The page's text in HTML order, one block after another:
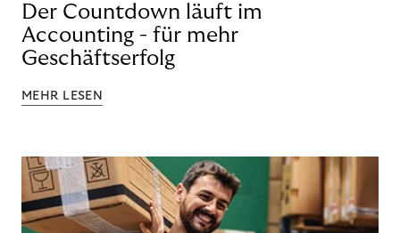
Der Countdown läuft im
Accounting - für mehr
Geschäftserfolg
MEHR LESEN